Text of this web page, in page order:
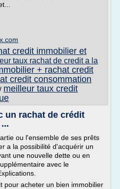
credit immobilier et
taux rachat de credit a la
+ rachat credit
credit consommation
/ meilleur taux credit
un rachat de crédit
ou l'ensemble de ses prêts
a la possibilité d'acquérir un
une nouvelle dette ou en
avec le
pour acheter un bien immobilier